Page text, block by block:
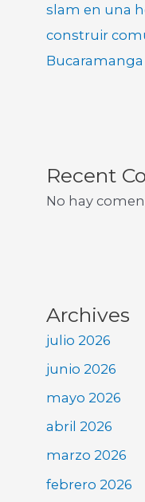
slam en una
construir
Bucaramanga
Recent
No hay
Archives
julio 2026
junio 2026
mayo 2026
abril 2026
marzo 2026
febrero 2026